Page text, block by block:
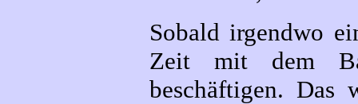
Sobald irgendwo
Zeit mit dem
beschäftigen.